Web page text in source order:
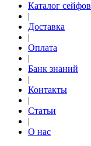
Каталог сейфов
|
Доставка
|
Оплата
|
Банк знаний
|
Контакты
|
Статьи
|
О нас